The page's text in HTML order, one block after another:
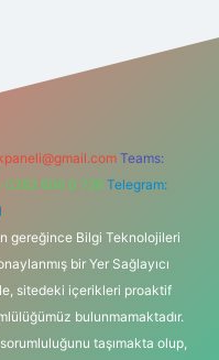
Teams:
0262 606 0 726 Telegram:
gereğince Bilgi Teknolojileri
bir Yer Sağlayıcı
sitedeki içerikleri proaktif
bulunmamaktadır.
taşımakta olup,